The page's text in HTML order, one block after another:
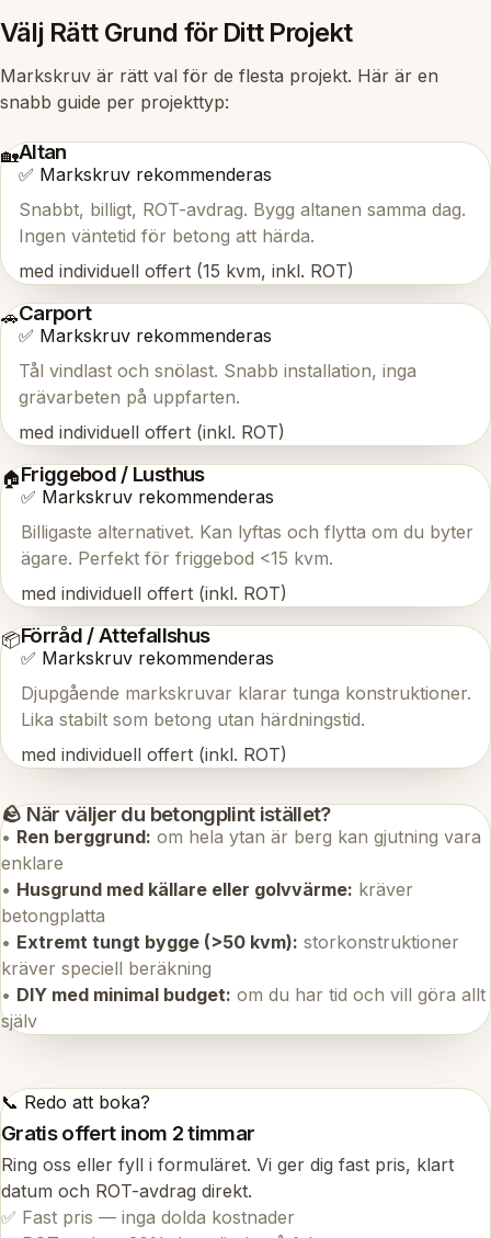
Välj Rätt Grund för Ditt Projekt
Markskruv är rätt val för de flesta projekt. Här är en
snabb guide per projekttyp:
🏡Altan
✅ Markskruv rekommenderas
Snabbt, billigt, ROT-avdrag. Bygg altanen samma dag.
Ingen väntetid för betong att härda.
med individuell offert (15 kvm, inkl. ROT)
🚗Carport
✅ Markskruv rekommenderas
Tål vindlast och snölast. Snabb installation, inga
grävarbeten på uppfarten.
med individuell offert (inkl. ROT)
🏠Friggebod / Lusthus
✅ Markskruv rekommenderas
Billigaste alternativet. Kan lyftas och flytta om du byter
ägare. Perfekt för friggebod <15 kvm.
med individuell offert (inkl. ROT)
📦Förråd / Attefallshus
✅ Markskruv rekommenderas
Djupgående markskruvar klarar tunga konstruktioner.
Lika stabilt som betong utan härdningstid.
med individuell offert (inkl. ROT)
🪨 När väljer du betongplint istället?
• Ren berggrund: om hela ytan är berg kan gjutning vara
enklare
• Husgrund med källare eller golvvärme: kräver
betongplatta
• Extremt tungt bygge (>50 kvm): storkonstruktioner
kräver speciell beräkning
• DIY med minimal budget: om du har tid och vill göra allt
själv
📞 Redo att boka?
Gratis offert inom 2 timmar
Ring oss eller fyll i formuläret. Vi ger dig fast pris, klart
datum och ROT-avdrag direkt.
✅ Fast pris — inga dolda kostnader